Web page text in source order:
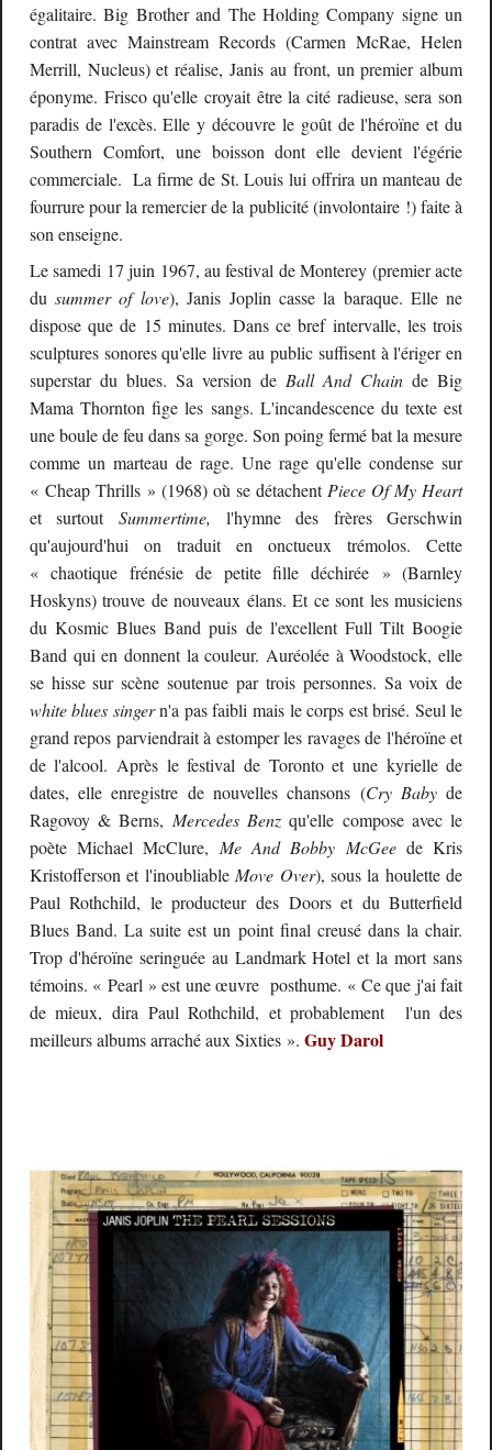
égalitaire. Big Brother and The Holding Company signe un
contrat avec Mainstream Records (Carmen McRae, Helen
Merrill, Nucleus) et réalise, Janis au front, un premier album
éponyme. Frisco qu'elle croyait être la cité radieuse, sera son
paradis de l'excès. Elle y découvre le goût de l'héroïne et du
Southern Comfort, une boisson dont elle devient l'égérie
commerciale. La firme de St. Louis lui offrira un manteau de
fourrure pour la remercier de la publicité (involontaire !) faite à
son enseigne.
Le samedi 17 juin 1967, au festival de Monterey (premier acte
dusummer of love), Janis Joplin casse la baraque. Elle ne
dispose que de 15 minutes. Dans ce bref intervalle, les trois
sculptures sonores qu'elle livre au public suffisent à l'ériger en
superstar du blues. Sa version deBall And Chain de Big
Mama Thornton fige les sangs. L'incandescence du texte est
une boule de feu dans sa gorge. Son poing fermé bat la mesure
comme un marteau de rage. Une rage qu'elle condense sur
« Cheap Thrills » (1968) où se détachentPiece Of My Heart
et surtout Summertime, l'hymne des frères Gerschwin
qu'aujourd'hui on traduit en onctueux trémolos. Cette
« chaotique frénésie de petite fille déchirée » (Barnley
Hoskyns) trouve de nouveaux élans. Et ce sont les musiciens
du Kosmic Blues Band puis de l'excellent Full Tilt Boogie
Band qui en donnent la couleur. Auréolée à Woodstock, elle
se hisse sur scène soutenue par trois personnes. Sa voix de
white blues singern'a pas faibli mais le corps est brisé. Seul le
grand repos parviendrait à estomper les ravages de l'héroïne et
de l'alcool. Après le festival de Toronto et une kyrielle de
dates, elle enregistre de nouvelles chansons (Cry Babyde
Ragovoy & Berns, Mercedes Benz qu'elle compose avec le
poète Michael McClure, Me And Bobby McGeede Kris
Kristofferson et l'inoubliableMove Over), sous la houlette de
Paul Rothchild, le producteur des Doors et du Butterfield
Blues Band. La suite est un point final creusé dans la chair.
Trop d'héroïne seringuée au Landmark Hotel et la mort sans
témoins. « Pearl » est une œuvre posthume. « Ce que j'ai fait
de mieux, dira Paul Rothchild, et probablement l'un des
meilleurs albums arraché aux Sixties ». Guy Darol